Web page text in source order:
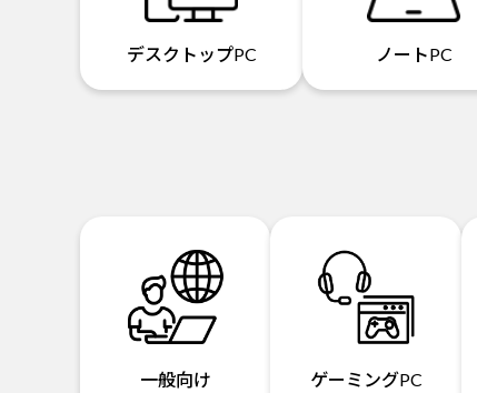
デスクトップPC ノートPC
一般向け
ゲーミングPC